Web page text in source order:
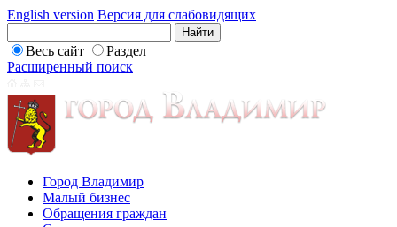
English version Версия для слабовидящих
Весь сайт
Раздел
Расширенный поиск
Город Владимир
Малый бизнес
Обращения граждан